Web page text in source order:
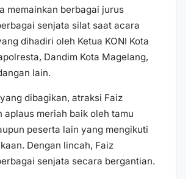
memainkan berbagai jurus
senjata silat saat acara
dihadiri oleh Ketua KONI Kota
Dandim Kota Magelang,
lain.
dibagikan, atraksi Faiz
aplaus meriah baik oleh tamu
peserta lain yang mengikuti
Dengan lincah, Faiz
senjata secara bergantian.